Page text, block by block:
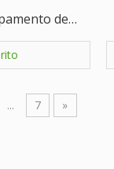
de
de perna
... 7 »